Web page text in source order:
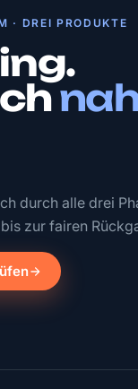
· DREI PRODUKTE
durch alle drei
zur fairen